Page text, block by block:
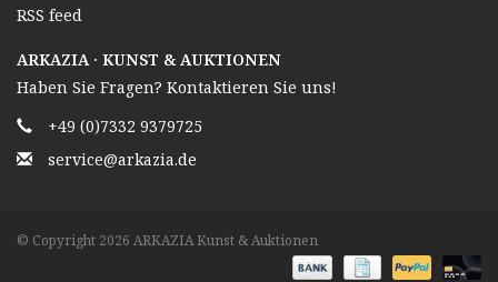
RSS feed
ARKAZIA · KUNST & AUKTIONEN
Haben Sie Fragen? Kontaktieren Sie uns!
+49 (0)7332 9379725
service@arkazia.de
© Copyright 2026 ARKAZIA Kunst & Auktionen